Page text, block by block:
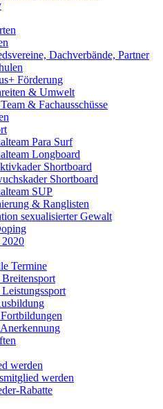
Dachverbände, Partner
Förderung
& Umwelt
& Fachausschüsse
Para Surf
Longboard
Shortboard
Shortboard
SUP
& Ranglisten
sexualisierter Gewalt
Termine
werden
werden
Rabatte